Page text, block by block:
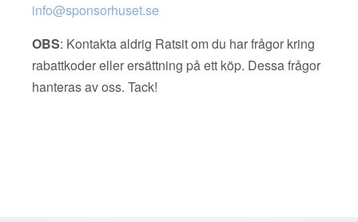
info@sponsorhuset.se
OBS: Kontakta aldrig Ratsit om du har frågor kring
rabattkoder eller ersättning på ett köp. Dessa frågor
hanteras av oss. Tack!